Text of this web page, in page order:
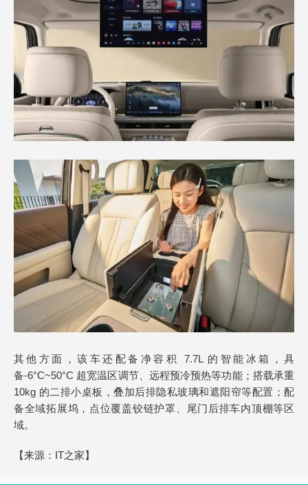
其他方面，该车还配备净容积 7.7L 的智能冰箱，具
备-6°C~50°C 超宽温区调节、远程预冷预热等功能；搭载承重
10kg 的二排小桌板，叠加后排隐私玻璃和遮阳帘等配置；配
备全域拓展坞，点位覆盖铰链护罩、尾门后排车内顶棚等区
域。
【来源： IT之家】